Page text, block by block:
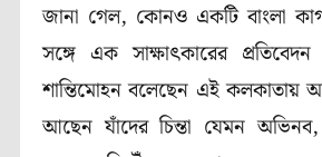
জানা গেল, কোনও একটি বাংলা
সঙ্গে এক সাক্ষাৎকারের
শান্তিমোহন বলেছেন এই কলকাতায়
আছেন যাঁদের চিন্তা যেমন